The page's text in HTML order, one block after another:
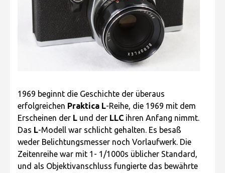
1969 beginnt die Geschichte der überaus
erfolgreichen Praktica L-Reihe, die 1969 mit dem
Erscheinen der L und der LLC ihren Anfang nimmt.
Das L-Modell war schlicht gehalten. Es besaß
weder Belichtungsmesser noch Vorlaufwerk. Die
Zeitenreihe war mit 1- 1/1000s üblicher Standard,
und als Objektivanschluss fungierte das bewährte